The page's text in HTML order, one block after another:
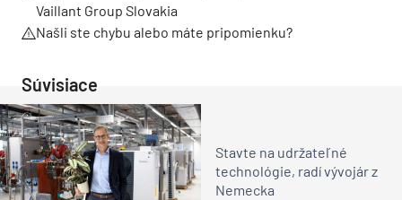
Vaillant Group Slovakia
Našli ste chybu alebo máte pripomienku?
Súvisiace
Stavte na udržateľné
technológie, radí vývojár z
Nemecka